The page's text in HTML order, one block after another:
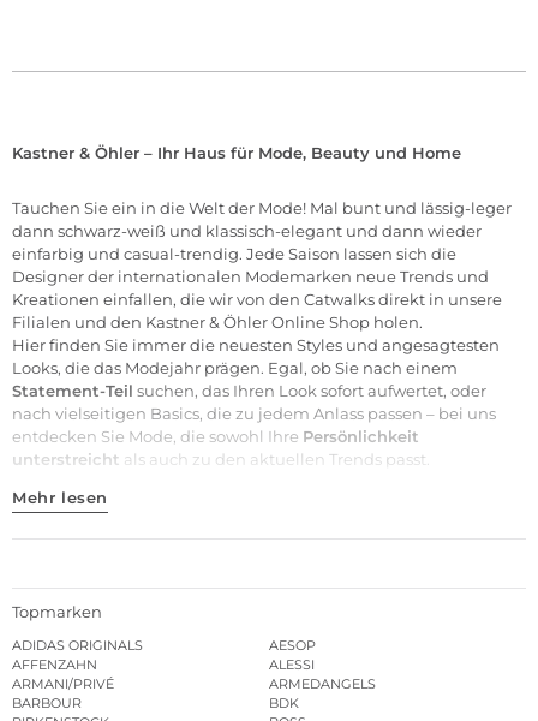
Kastner & Öhler – Ihr Haus für Mode, Beauty und Home
Tauchen Sie ein in die Welt der Mode! Mal bunt und lässig-leger
dann schwarz-weiß und klassisch-elegant und dann wieder
einfarbig und casual-trendig. Jede Saison lassen sich die
Designer der internationalen Modemarken neue Trends und
Kreationen einfallen, die wir von den Catwalks direkt in unsere
Filialen und den Kastner & Öhler Online Shop holen.
Hier finden Sie immer die neuesten Styles und angesagtesten
Looks, die das Modejahr prägen. Egal, ob Sie nach einem
Statement-Teil suchen, das Ihren Look sofort aufwertet, oder
nach vielseitigen Basics, die zu jedem Anlass passen – bei uns
entdecken Sie Mode, die sowohl Ihre Persönlichkeit
unterstreicht als auch zu den aktuellen Trends passt.
Mehr lesen
Topmarken
ADIDAS ORIGINALS
AESOP
AFFENZAHN
ALESSI
ARMANI/PRIVÉ
ARMEDANGELS
BARBOUR
BDK